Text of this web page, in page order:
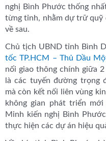
nghị Bình Phước thống
từng tỉnh, nhằm dự trữ quỹ
về sau.
Chủ tịch UBND tỉnh Bình
tốc TP.HCM – Thủ Dầu
nối giao thông chính giữa
là các tuyến đường trọng
mà còn kết nối liên vùng
không gian phát triển
Minh kiến nghị Bình
thực hiện các dự án hiệu